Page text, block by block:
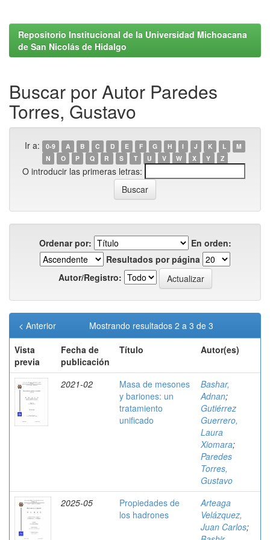
Repositorio Institucional de la Universidad Michoacana
de San Nicolás de Hidalgo
Buscar por Autor Paredes
Torres, Gustavo
Ir a: 0-9 A B C D E F G H I J K L
M
N
O P Q R S T U V W X Y Z
O introducir las primeras letras:
Ordenar por:
En orden:
Resultados por página
Autor/Registro:
Mostrando resultados 2 a 3 de 3
< Anterior
Vista
previa
Fecha de
publicación
Título Autor(es)
2021-02
Masa de mesones
y bariones: un
tratamiento
unificado
Bashar,
Adnan;
Gutiérrez
Guerrero,
Laura
Xiomara;
Paredes
Torres,
Gustavo
2025-05
Propiedades de
los hadrones
Arteaga
Velázquez,
Juan Carlos;